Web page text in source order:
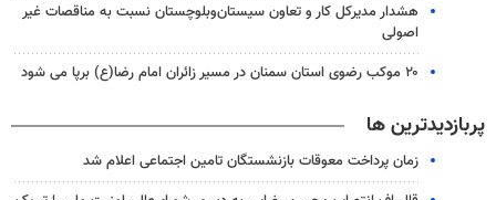
هشدار مدیرکل کار و تعاون سیستان‌وبلوچستان نسبت به مناقصات غیر
اصولی
۲۰ موکب رضوی استان سمنان در مسیر زائران امام رضا(ع) برپا می شود
پربازدیدترین ها
زمان پرداخت معوقات بازنشستگان تامین اجتماعی اعلام شد